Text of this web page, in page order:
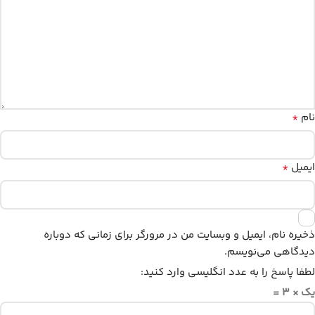
نام *
ایمیل *
ذخیره نام، ایمیل و وبسایت من در مرورگر برای زمانی که دوباره
دیدگاهی می‌نویسم.
لطفا پاسخ را به عدد انگلیسی وارد کنید:
یک × 3 =